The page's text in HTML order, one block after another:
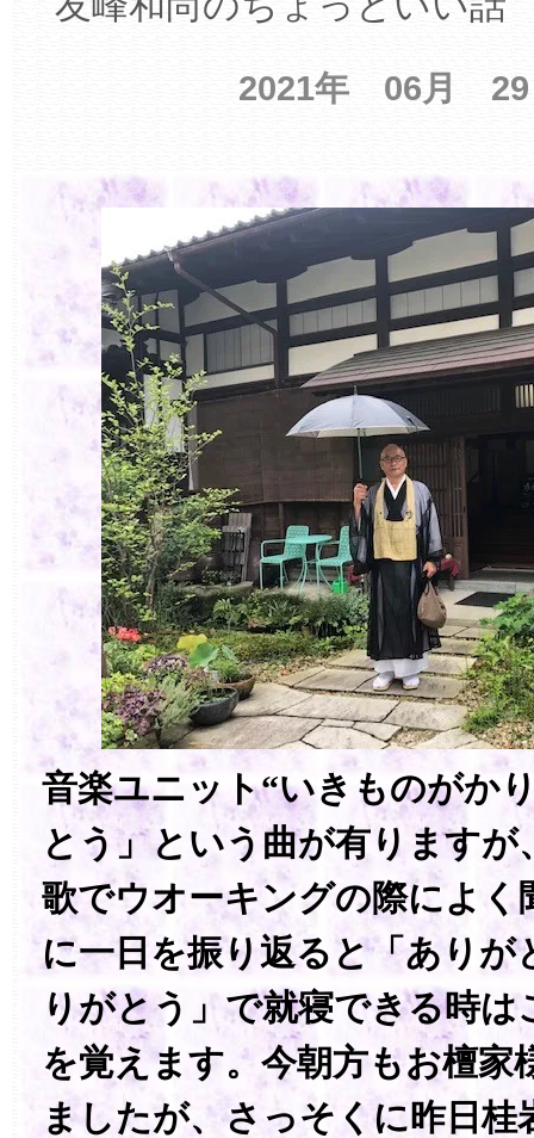
2021年 06月
音楽ユニット“いきものがか
とう」という曲が有りますが
歌でウオーキングの際によく
に一日を振り返ると「ありが
りがとう」で就寝できる時
を覚えます。今朝方もお檀家
ましたが、さっそくに昨日桂